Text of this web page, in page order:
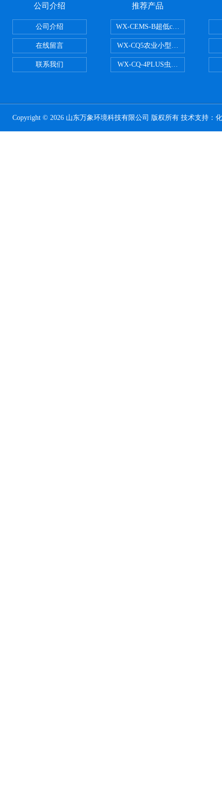
公司介绍
公司介绍
在线留言
联系我们
推荐产品
WX-CEMS-B超低cems烟气监测系
WX-CQ5农业小型气象站
WX-CQ-4PLUS虫情测报灯
Copyright © 2026 山东万象环境科技有限公司 版权所有 技术支持：